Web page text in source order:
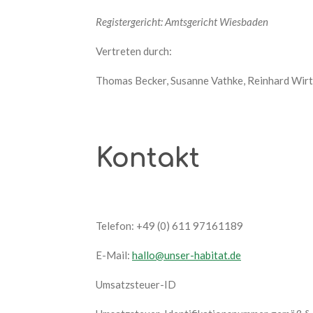
Registergericht: Amtsgericht Wiesbaden
Vertreten durch:
Thomas Becker, Susanne Vathke, Reinhard
Kontakt
Telefon: +49 (0) 611 97161189
E-Mail: hallo@unser-habitat.de
Umsatzsteuer-ID